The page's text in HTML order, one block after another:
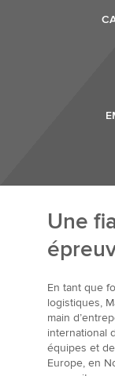
Une
En tant que
logistiques,
main
international
équipes et
Europe, en